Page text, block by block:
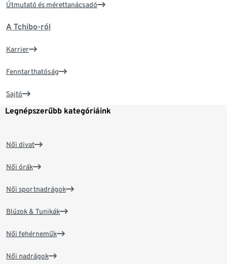
Útmutató és mérettanácsadó
A Tchibo-ról
Karrier
Fenntarthatóság
Sajtó
Legnépszerűbb kategóriáink
Női divat
Női órák
Női sportnadrágok
Blúzok & Tunikák
Női fehérneműk
Női nadrágok